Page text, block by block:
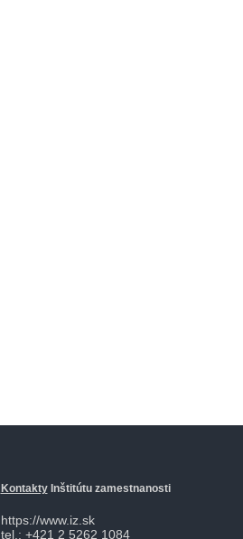
KontaktyInštitútu zamestnanosti
https://www.iz.sk
tel.: +421 2 5262 1084